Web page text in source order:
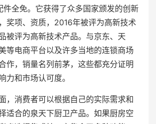
件全免。它获得了众多国家颁发的创新
奖项、资质，2016年被评为高新技术
被评为高新技术产品。与京东、天
等电商平台以及许多当地的连锁商场
作，销量名列前茅，这些都充分证明
力和市场认可度。
，消费者可以根据自己的实际需求和
适合的泉天下厨卫产品。如果厨房空